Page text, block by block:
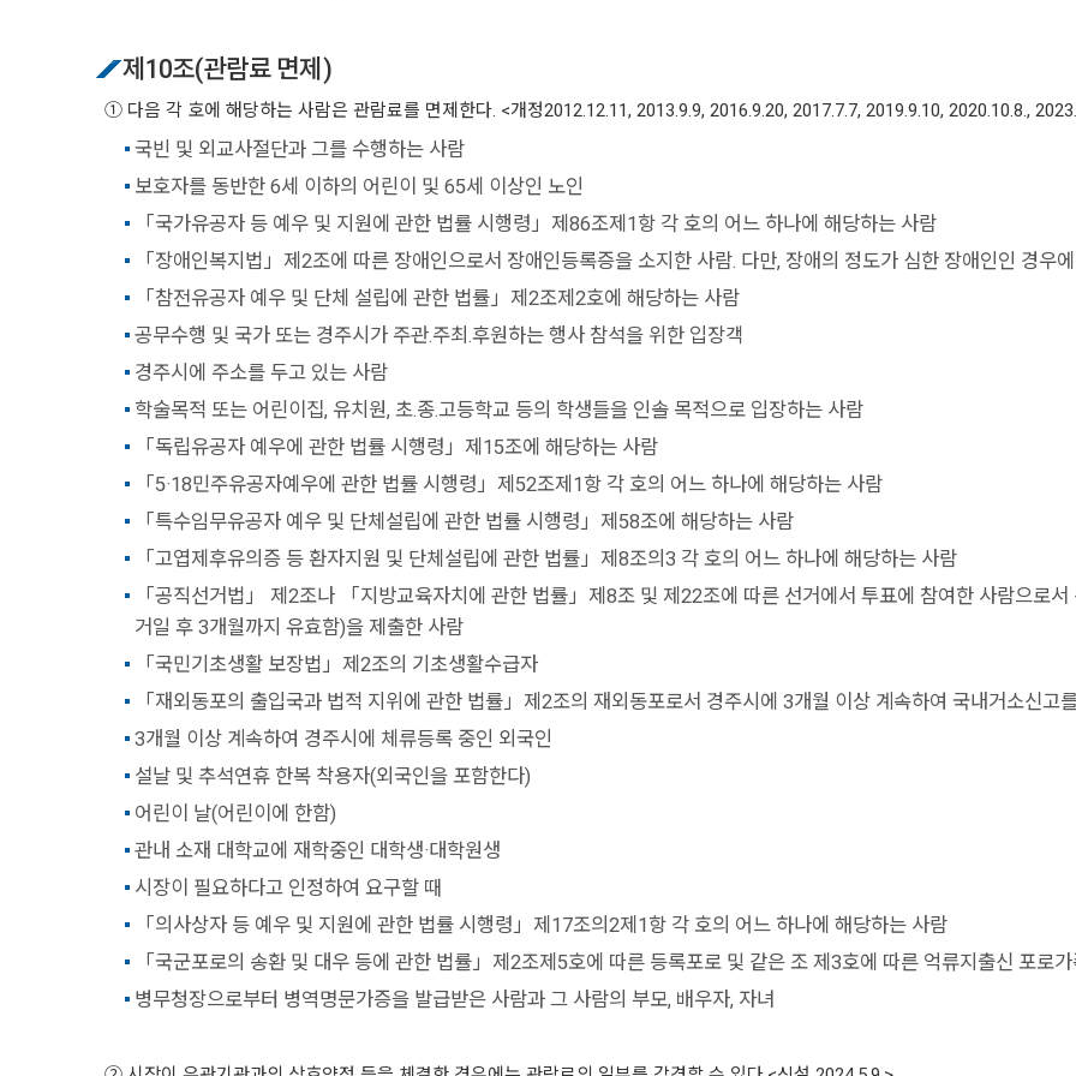
제10조(관람료 면제)
① 다음 각 호에 해당하는 사람은 관람료를 면제한다. <개정2012.12.11, 2013.9.9, 2016.9.20, 2017.7.7, 2019.9.10, 2020.10.8.,
국빈 및 외교사절단과 그를 수행하는 사람
보호자를 동반한 6세 이하의 어린이 및 65세 이상인 노인
「국가유공자 등 예우 및 지원에 관한 법률 시행령」제86조제1항 각 호의 어느 하나에 해당하는 사람
「장애인복지법」제2조에 따른 장애인으로서 장애인등록증을 소지한 사람. 다만, 장애의 정도가 심한 장애인인 경우
「참전유공자 예우 및 단체 설립에 관한 법률」제2조제2호에 해당하는 사람
공무수행 및 국가 또는 경주시가 주관.주최.후원하는 행사 참석을 위한 입장객
경주시에 주소를 두고 있는 사람
학술목적 또는 어린이집, 유치원, 초.종.고등학교 등의 학생들을 인솔 목적으로 입장하는 사람
「독립유공자 예우에 관한 법률 시행령」제15조에 해당하는 사람
「5·18민주유공자예우에 관한 법률 시행령」제52조제1항 각 호의 어느 하나에 해당하는 사람
「특수임무유공자 예우 및 단체설립에 관한 법률 시행령」제58조에 해당하는 사람
「고엽제후유의증 등 환자지원 및 단체설립에 관한 법률」제8조의3 각 호의 어느 하나에 해당하는 사람
「공직선거법」 제2조나 「지방교육자치에 관한 법률」제8조 및 제22조에 따른 선거에서 투표에 참여한 사람으로
거일 후 3개월까지 유효함)을 제출한 사람
「국민기초생활 보장법」제2조의 기초생활수급자
「재외동포의 출입국과 법적 지위에 관한 법률」제2조의 재외동포로서 경주시에 3개월 이상 계속하여 국내거소신고
3개월 이상 계속하여 경주시에 체류등록 중인 외국인
설날 및 추석연휴 한복 착용자(외국인을 포함한다)
어린이 날(어린이에 한함)
관내 소재 대학교에 재학중인 대학생·대학원생
시장이 필요하다고 인정하여 요구할 때
「의사상자 등 예우 및 지원에 관한 법률 시행령」제17조의2제1항 각 호의 어느 하나에 해당하는 사람
「국군포로의 송환 및 대우 등에 관한 법률」제2조제5호에 따른 등록포로 및 같은 조 제3호에 따른 억류지출신 포로
병무청장으로부터 병역명문가증을 발급받은 사람과 그 사람의 부모, 배우자, 자녀